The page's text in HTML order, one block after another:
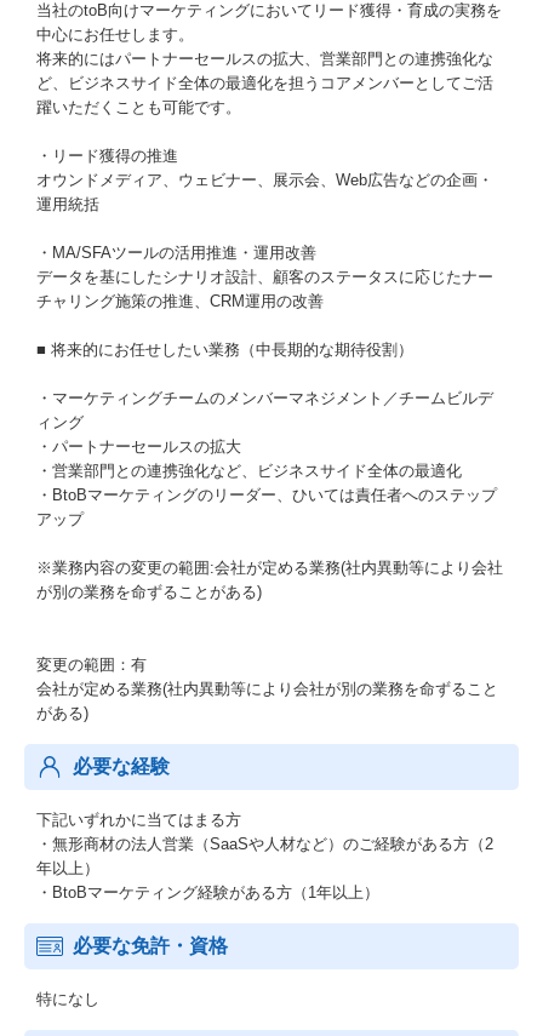
当社のtoB向けマーケティングにおいてリード獲得・育成の実務を
中心にお任せします。
将来的にはパートナーセールスの拡大、営業部門との連携強化な
ど、ビジネスサイド全体の最適化を担うコアメンバーとしてご活
躍いただくことも可能です。
・リード獲得の推進
オウンドメディア、ウェビナー、展示会、Web広告などの企画・
運用統括
・MA/SFAツールの活用推進・運用改善
データを基にしたシナリオ設計、顧客のステータスに応じたナー
チャリング施策の推進、CRM運用の改善
■ 将来的にお任せしたい業務（中長期的な期待役割）
・マーケティングチームのメンバーマネジメント／チームビルデ
ィング
・パートナーセールスの拡大
・営業部門との連携強化など、ビジネスサイド全体の最適化
・BtoBマーケティングのリーダー、ひいては責任者へのステップ
アップ
※業務内容の変更の範囲:会社が定める業務(社内異動等により会社
が別の業務を命ずることがある)
変更の範囲：有
会社が定める業務(社内異動等により会社が別の業務を命ずること
がある)
必要な経験
下記いずれかに当てはまる方
・無形商材の法人営業（SaaSや人材など）のご経験がある方（2
年以上）
・BtoBマーケティング経験がある方（1年以上）
必要な免許・資格
特になし